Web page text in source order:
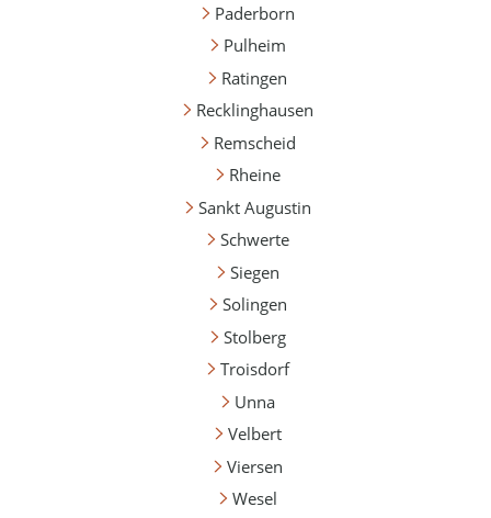
Paderborn
Pulheim
Ratingen
Recklinghausen
Remscheid
Rheine
Sankt Augustin
Schwerte
Siegen
Solingen
Stolberg
Troisdorf
Unna
Velbert
Viersen
Wesel